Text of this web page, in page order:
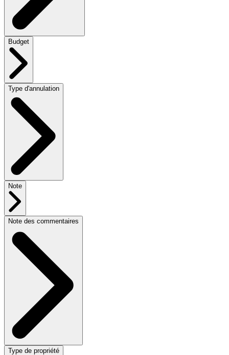
Budget
Type d'annulation
Note
Note des commentaires
Type de propriété